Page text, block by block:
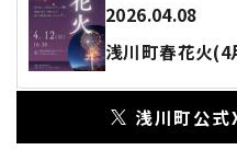
2026.04.08
浅川町春花火
浅川町公